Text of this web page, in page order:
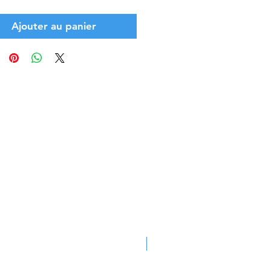
Ajouter au panier